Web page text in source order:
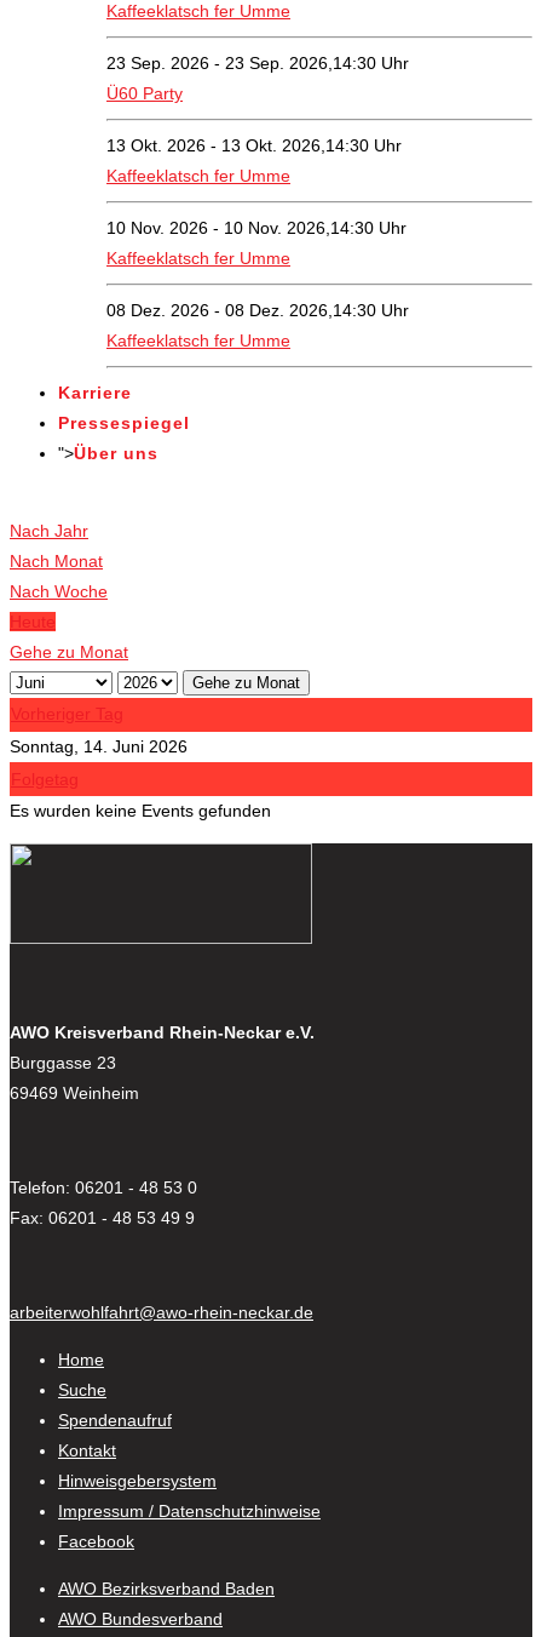
Kaffeeklatsch fer Umme
23 Sep. 2026 - 23 Sep. 2026,14:30 Uhr
Ü60 Party
13 Okt. 2026 - 13 Okt. 2026,14:30 Uhr
Kaffeeklatsch fer Umme
10 Nov. 2026 - 10 Nov. 2026,14:30 Uhr
Kaffeeklatsch fer Umme
08 Dez. 2026 - 08 Dez. 2026,14:30 Uhr
Kaffeeklatsch fer Umme
Karriere
Pressespiegel
">Über uns
Nach Jahr
Nach Monat
Nach Woche
Heute
Gehe zu Monat
Gehe zu Monat
Vorheriger Tag
Sonntag, 14. Juni 2026
Folgetag
Es wurden keine Events gefunden
AWO Kreisverband Rhein-Neckar e.V.
Burggasse 23
69469 Weinheim
Telefon: 06201 - 48 53 0
Fax: 06201 - 48 53 49 9
arbeiterwohlfahrt@awo-rhein-neckar.de
Home
Suche
Spendenaufruf
Kontakt
Hinweisgebersystem
Impressum / Datenschutzhinweise
Facebook
AWO Bezirksverband Baden
AWO Bundesverband